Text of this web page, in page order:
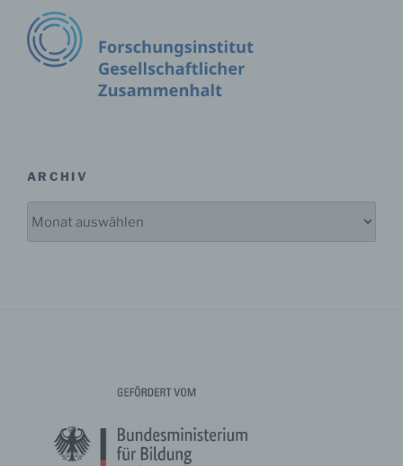
ARCHIV
Person, Behörde, Einrichtung oder andere Stelle, die
allein oder gemeinsam mit anderen über die Zwecke
und Mittel der Verarbeitung von personenbezogenen
Daten entscheidet. Sind die Zwecke und Mittel dieser
Verarbeitung durch das Unionsrecht oder das Recht
der Mitgliedstaaten vorgegeben, so kann der
Verantwortliche beziehungsweise können die
h) Auftragsverarbeiter
Behörde, Einrichtung oder andere Stelle, der
personenbezogene Daten offengelegt werden,